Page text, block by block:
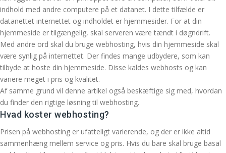
indhold med andre computere på et datanet. I dette tilfælde er
datanettet internettet og indholdet er hjemmesider. For at din
hjemmeside er tilgængelig, skal serveren være tændt i døgndrift.
Med andre ord skal du bruge webhosting, hvis din hjemmeside skal
være synlig på internettet. Der findes mange udbydere, som kan
tilbyde at hoste din hjemmeside. Disse kaldes webhosts og kan
variere meget i pris og kvalitet.
Af samme grund vil denne artikel også beskæftige sig med, hvordan
du finder den rigtige løsning til webhosting.
Hvad koster webhosting?
Prisen på webhosting er ufatteligt varierende, og der er ikke altid
sammenhæng mellem service og pris. Hvis du bare skal bruge basal